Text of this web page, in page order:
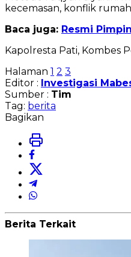
kecemasan, konflik
Baca juga: Resmi
Kapolresta Pati, Kombes
Halaman 1 2 3
Editor : Investigasi
Sumber : Tim
Tag: berita
Bagikan
Berita Terkait